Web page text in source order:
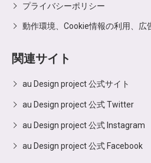
プライバシーポリシー
動作環境、Cookie情報の利用、広
関連サイト
au Design project 公式サイト
au Design project 公式 Twitter
au Design project 公式 Instagram
au Design project 公式 Facebook